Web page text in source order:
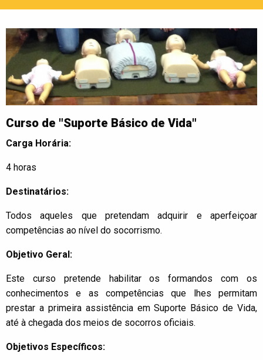
Curso de "Suporte Básico de Vida"
Carga Horária:
4 horas
Destinatários:
Todos aqueles que pretendam adquirir e aperfeiçoar
competências ao nível do socorrismo.
Objetivo Geral:
Este curso pretende habilitar os formandos com os
conhecimentos e as competências que lhes permitam
prestar a primeira assistência em Suporte Básico de Vida,
até à chegada dos meios de socorros oficiais.
Objetivos Específicos: